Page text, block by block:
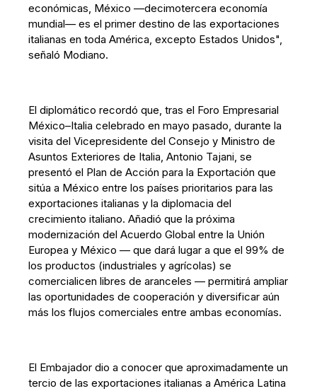
económicas, México —decimotercera economía
mundial— es el primer destino de las exportaciones
italianas en toda América, excepto Estados Unidos",
señaló Modiano.
El diplomático recordó que, tras el Foro Empresarial
México–Italia celebrado en mayo pasado, durante la
visita del Vicepresidente del Consejo y Ministro de
Asuntos Exteriores de Italia, Antonio Tajani, se
presentó el Plan de Acción para la Exportación que
sitúa a México entre los países prioritarios para las
exportaciones italianas y la diplomacia del
crecimiento italiano. Añadió que la próxima
modernización del Acuerdo Global entre la Unión
Europea y México — que dará lugar a que el 99% de
los productos (industriales y agrícolas) se
comercialicen libres de aranceles — permitirá ampliar
las oportunidades de cooperación y diversificar aún
más los flujos comerciales entre ambas economías.
El Embajador dio a conocer que aproximadamente un
tercio de las exportaciones italianas a América Latina